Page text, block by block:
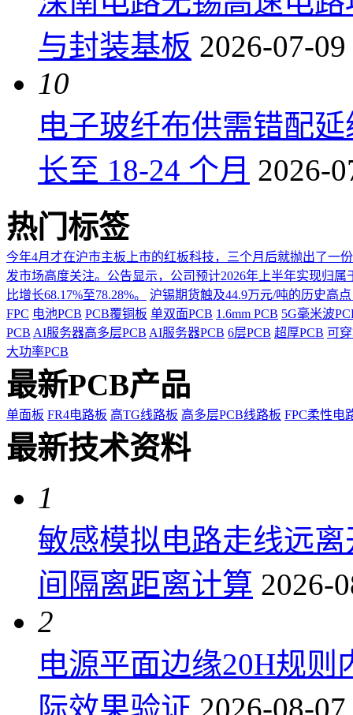
与封装基板 2026-07-09
10
电子玻纤布供需错配
长至 18-24 个月 2026-
热门标签
今年4月才在沪市主板上市的红板科技，三个月后就抛出了一
发市场高度关注。公告显示，公司预计2026年上半年实现归
比增长68.17%至78.28%。
沪锡期货触及44.9万元/吨的历史高
FPC 电池PCB PCB覆铜板 单双面PCB 1.6mm PCB 5G毫米波
PCB AI服务器高多层PCB AI服务器PCB 6层PCB 超厚PCB 可
大功率PCB
最新PCB产品
单面板 FR4电路板 高TG线路板 高多层PCB线路板 FPC柔性电
最新技术资料
1
敏感模拟电路走线远
间隔离距离计算 2026-
2
电源平面边缘20H规
际效果验证 2026-08-